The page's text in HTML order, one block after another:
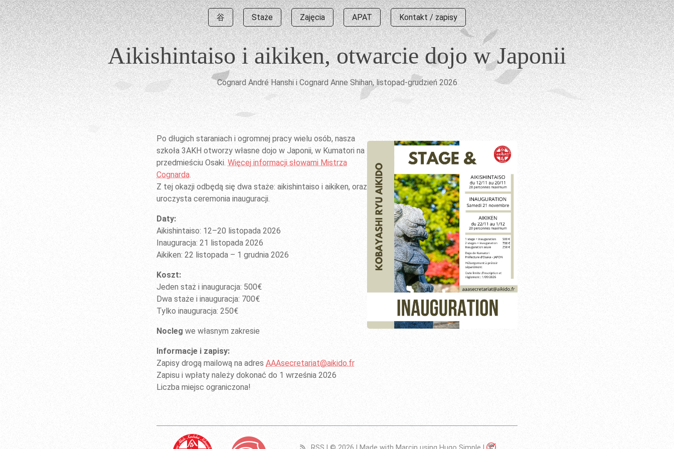
⾕ Staże Zajęcia APAT Kontakt / zapisy
Aikishintaiso i aikiken, otwarcie dojo w Japonii
Cognard André Hanshi i Cognard Anne Shihan, listopad-grudzień 2026
Po długich staraniach i ogromnej pracy wielu osób, nasza
szkoła 3AKH otworzy własne dojo w Japonii, w Kumatori na
przedmieściu Osaki. Więcej informacji słowami Mistrza
Cognarda.
Z tej okazji odbędą się dwa staże: aikishintaiso i aikiken, oraz
uroczysta ceremonia inauguracji.
Daty:
Aikishintaiso: 12–20 listopada 2026
Inauguracja: 21 listopada 2026
Aikiken: 22 listopada – 1 grudnia 2026
Koszt:
Jeden staż i inauguracja: 500€
Dwa staże i inauguracja: 700€
Tylko inauguracja: 250€
Nocleg we własnym zakresie
Informacje i zapisy:
Zapisy drogą mailową na adres AAAsecretariat@aikido.fr
Zapisu i wpłaty należy dokonać do 1 września 2026
Liczba miejsc ograniczona!